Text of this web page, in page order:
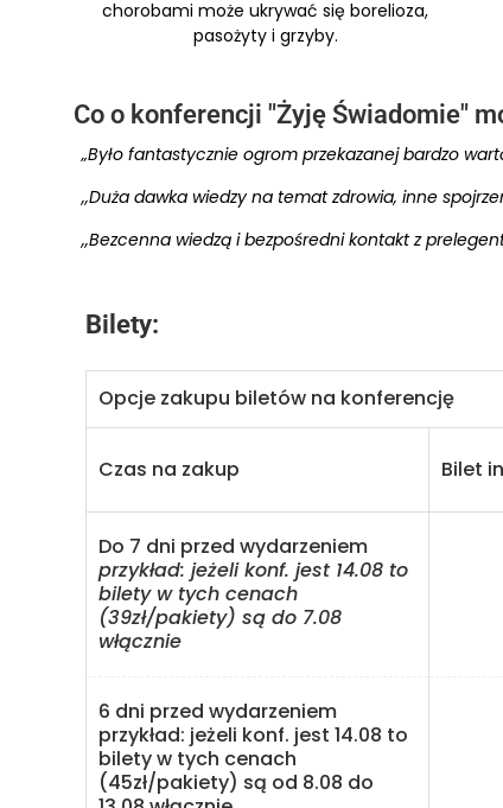
chorobami może ukrywać się borelioza,
pasożyty i grzyby.
Co o konferencji "Żyję Świadomie"
„Było fantastycznie ogrom przekazanej bardzo
,,Duża dawka wiedzy na temat zdrowia, inne
,,Bezcenna wiedzą i bezpośredni kontakt z
Bilety:
Opcje zakupu biletów na konferencję
Czas na zakup Bilet
Do 7 dni przed wydarzeniem
przykład: jeżeli konf. jest 14.08 to
bilety w tych cenach
(39zł/pakiety) są do 7.08
włącznie
6 dni przed wydarzeniem
przykład: jeżeli konf. jest 14.08 to
bilety w tych cenach
(45zł/pakiety) są od 8.08 do